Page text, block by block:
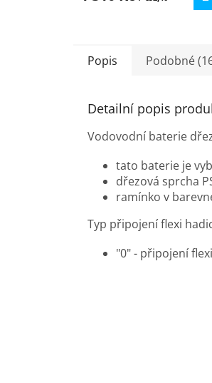
hvězdiček.
Popis Podobné
Detailní popis
Vodovodní baterie
tato baterie je
dřezová sprcha
ramínko v
Typ připojení flexi
"0" - připojení